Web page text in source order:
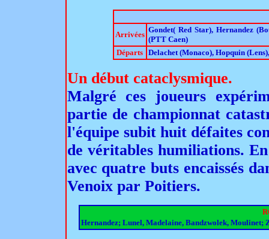
Arrivées
Gondet( Red Star), Hernandez
(PTT Caen)
Départs Delachet (Monaco), Hopquin
Un début cataclysmique.
Malgré ces joueurs
partie de championnat
l'équipe subit huit défaites
de véritables humiliations.
avec quatre buts encaissés
Venoix par Poitiers.
Hernandez; Lunel, Madelaine, Bandzwolek, Moulinet;